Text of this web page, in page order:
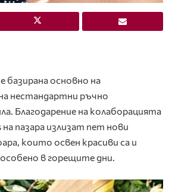
базирана основно на
нестандартни ръчно
Благодарение на колаборацията
пазара излизат пет нови
които освен красиви са и
в горещите дни.